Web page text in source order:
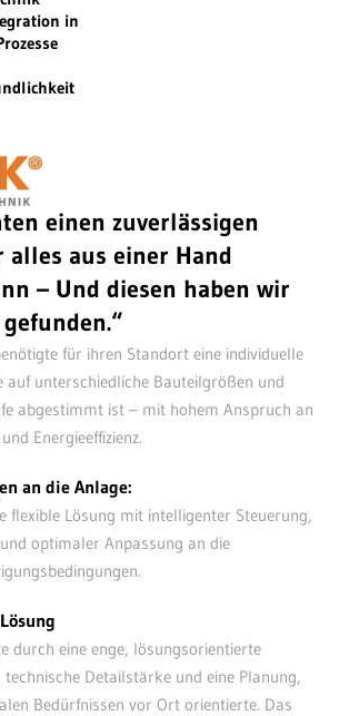
in
einen zuverlässigen
alles aus einer Hand
– Und diesen haben wir
für ihren Standort eine individuelle
auf unterschiedliche Bauteilgrößen und
abgestimmt ist – mit hohem Anspruch an
Energieeffizienz.
an die Anlage:
flexible Lösung mit intelligenter Steuerung,
optimaler Anpassung an die
durch eine enge, lösungsorientierte
Detailstärke und eine Planung,
Bedürfnissen vor Ort orientierte. Das